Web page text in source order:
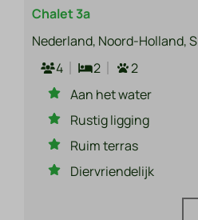
Chalet 3a
Nederland, Noord-Holland,
4
2
2
Aan het water
Rustig ligging
Ruim terras
Diervriendelijk